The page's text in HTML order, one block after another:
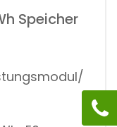
Speicher